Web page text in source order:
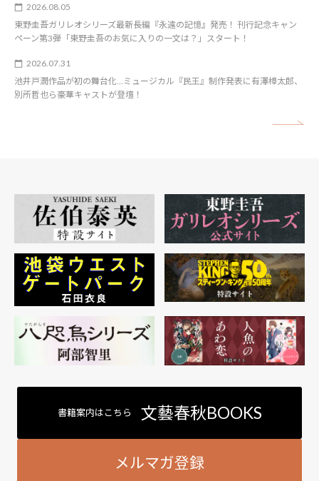
2026.08.05
東野圭吾ガリレオシリーズ最新長編『永遠の記憶』発売！ 刊行記念キャン
ペーン第3弾「東野圭吾のお気に入りの一文は？」スタート！
2026.07.31
池井戸潤作品が初の舞台化…ミュージカル『民王』制作発表に有澤樟太郎、
別所哲也ら豪華キャストが登壇！
書籍案内はこちら 文藝春秋BOOKS
メルマガ登録